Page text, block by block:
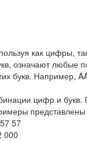
как цифры,
означают любые
букв. Например,
цифр и букв.
57 57
000